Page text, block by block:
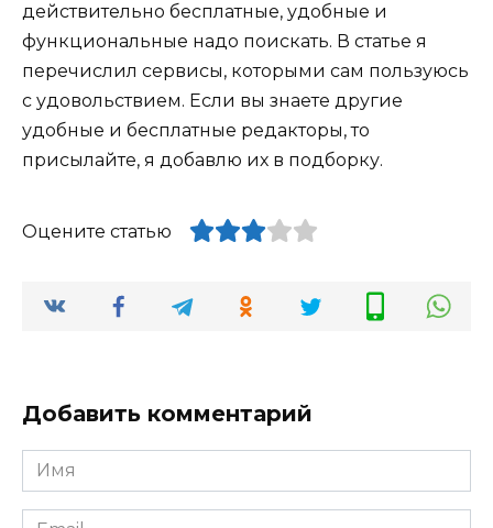
действительно бесплатные, удобные и
функциональные надо поискать. В статье я
перечислил сервисы, которыми сам пользуюсь
с удовольствием. Если вы знаете другие
удобные и бесплатные редакторы, то
присылайте, я добавлю их в подборку.
Оцените статью
Добавить комментарий
Имя
*
Email